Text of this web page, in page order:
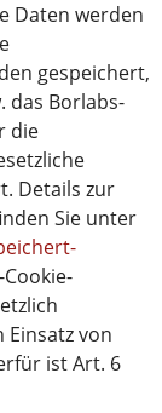
Daten werden
gespeichert,
das Borlabs-
die
Details zur
Sie unter
von
ist Art. 6